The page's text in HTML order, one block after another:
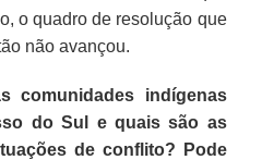
o quadro de resolução que
não avançou.
comunidades indígenas
do Sul e quais são as
de conflito? Pode